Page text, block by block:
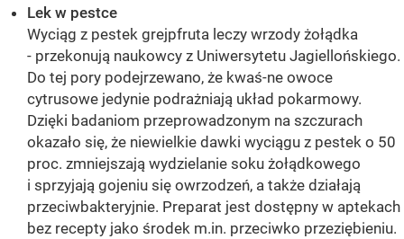
Lek w pestce
Wyciąg z pestek grejpfruta leczy wrzody żołądka
- przekonują naukowcy z Uniwersytetu Jagiellońskiego.
Do tej pory podejrzewano, że kwaś-ne owoce
cytrusowe jedynie podrażniają układ pokarmowy.
Dzięki badaniom przeprowadzonym na szczurach
okazało się, że niewielkie dawki wyciągu z pestek o 50
proc. zmniejszają wydzielanie soku żołądkowego
i sprzyjają gojeniu się owrzodzeń, a także działają
przeciwbakteryjnie. Preparat jest dostępny w aptekach
bez recepty jako środek m.in. przeciwko przeziębieniu.